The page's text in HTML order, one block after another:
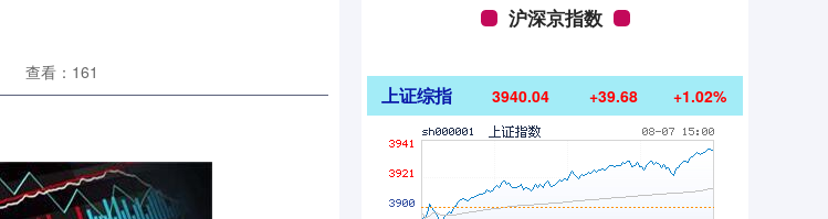
查看：161
沪深京指数
上证综指 3940.04 +39.68 +1.02%